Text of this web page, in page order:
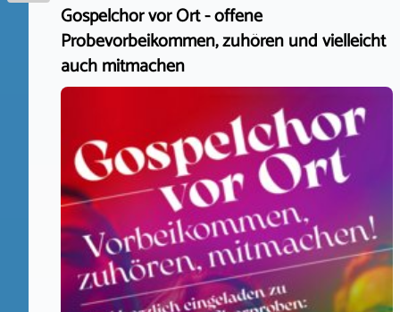
Gospelchor vor Ort - offene
Probevorbeikommen, zuhören und vielleicht
auch mitmachen